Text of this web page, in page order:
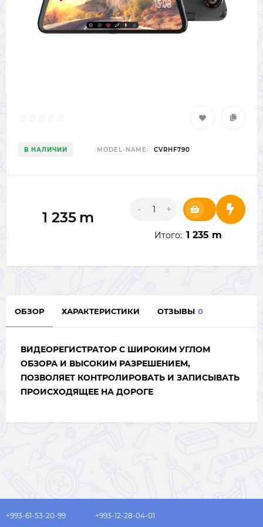
В НАЛИЧИИ MODEL-NAME: CVRHF790
1 235 m - +
Итого: 1 235 m
ОБЗОР ХАРАКТЕРИСТИКИ ОТЗЫВЫ 0
ВИДЕОРЕГИСТРАТОР С ШИРОКИМ УГЛОМ
ОБЗОРА И ВЫСОКИМ РАЗРЕШЕНИЕМ,
ПОЗВОЛЯЕТ КОНТРОЛИРОВАТЬ И ЗАПИСЫВАТЬ
ПРОИСХОДЯЩЕЕ НА ДОРОГЕ
+993-61-53-20-99 +993-12-28-04-01